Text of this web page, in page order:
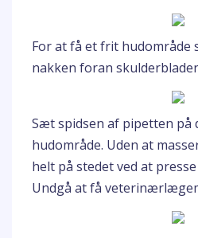
For at få et frit hudområde
nakken foran
Sæt spidsen af pipetten på
hudområde. Uden at
helt på stedet ved at
Undgå at få